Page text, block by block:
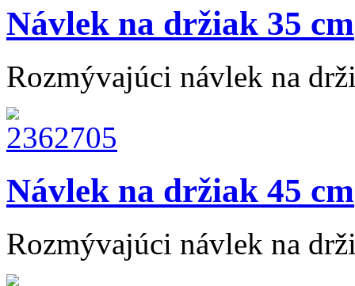
Návlek na držiak 35 cm
Rozmývajúci návlek na
Návlek na držiak 45 cm
Rozmývajúci návlek na